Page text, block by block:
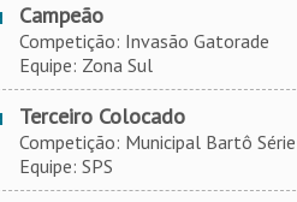
Campeão
Competição: Invasão Gatorade
Equipe: Zona Sul
Terceiro Colocado
Competição: Municipal Bartô Série
Equipe: SPS